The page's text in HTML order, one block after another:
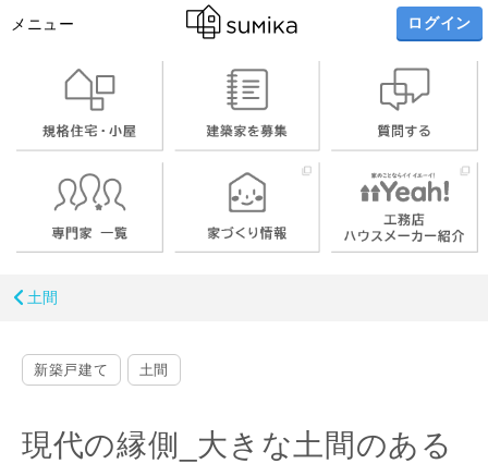
メニュー ログイン
土間
新築戸建て 土間
現代の縁側_大きな土間のある